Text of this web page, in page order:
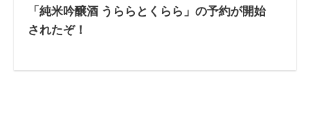
「純米吟醸酒 うららとくらら」の予約が開始
されたぞ！